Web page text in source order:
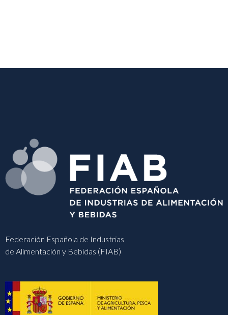
Federación Española de Industrias
de Alimentación y Bebidas (FIAB)